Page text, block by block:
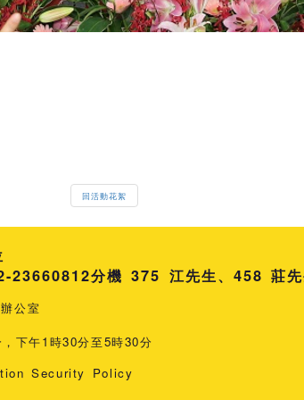
回活動花絮
23660812分機 375 江先生 458 莊
公室
下午1時30分至5時30分
Security Policy